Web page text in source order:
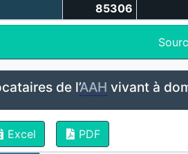
85306
de l’AAH vivant à
Excel PDF